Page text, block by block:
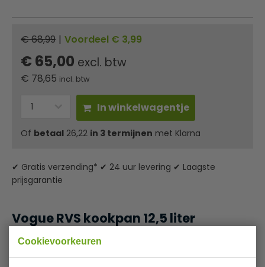
Cookievoorkeuren
€ 68,99 | Voordeel € 3,99
€ 65,00 excl. btw
€ 78,65 incl. btw
In winkelwagentje
Of betaal 26,22 in 3 termijnen met Klarna
✔ Gratis verzending* ✔ 24 uur levering ✔ Laagste
prijsgarantie
Vogue RVS kookpan 12,5 liter
Deze 16 cm hoge, RVS pan is perfect voor het maken van